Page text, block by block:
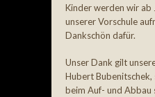
Kinder werden wir ab
unserer Vorschule
Dankschön dafür.
Unser Dank gilt
Hubert Bubenitschek,
beim Auf- und Abbau